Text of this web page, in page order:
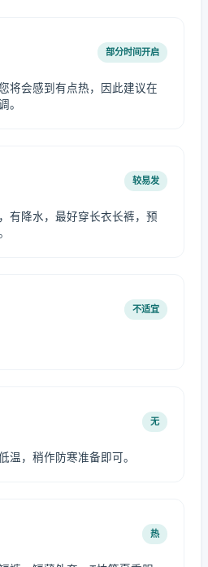
部分时间开启
将会感到有点热，因此建议在
。
较易发
有降水，最好穿长衣长裤，预
不适宜
无
温，稍作防寒准备即可。
热